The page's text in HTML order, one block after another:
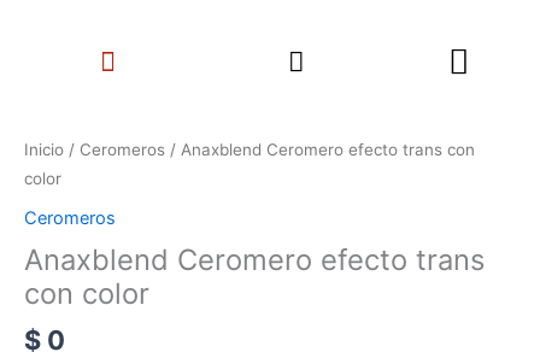
Menu Search
Inicio / Ceromeros / Anaxblend Ceromero efecto trans con
color
Ceromeros
Anaxblend Ceromero efecto trans
con color
$ 0
Ceromero
efecto
con
color
cantidad